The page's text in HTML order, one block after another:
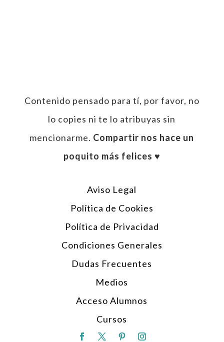
Contenido pensado para tí, por favor, no
lo copies ni te lo atribuyas sin
mencionarme. Compartir nos hace un
poquito más felices ♥︎
Aviso Legal
Política de Cookies
Política de Privacidad
Condiciones Generales
Dudas Frecuentes
Medios
Acceso Alumnos
Cursos